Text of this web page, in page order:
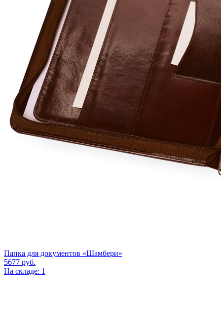
Папка для документов «Шамбери»
5677 руб.
На складе: 1